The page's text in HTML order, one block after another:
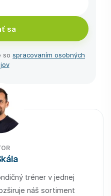
sa
so spracovaním osobných
tréner v jednej
náš sortiment